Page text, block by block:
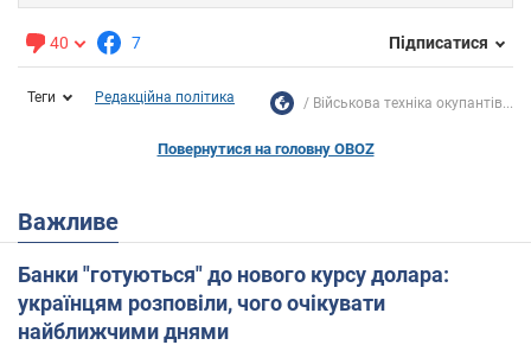
40 7 Підписатися
Теги Редакційна політика Військова техніка окупантів...
Повернутися на головну OBOZ
Важливе
Банки "готуються" до нового курсу долара:
українцям розповіли, чого очікувати
найближчими днями